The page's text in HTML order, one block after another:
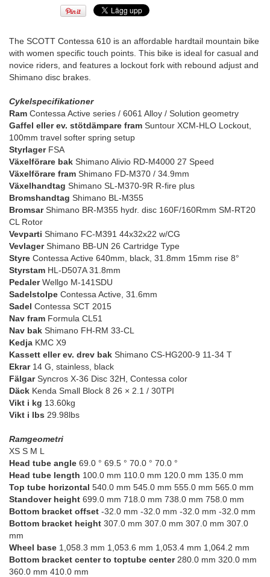
The SCOTT Contessa 610 is an affordable hardtail mountain bike
with women specific touch points. This bike is ideal for casual and
novice riders, and features a lockout fork with rebound adjust and
Shimano disc brakes.
Cykelspecifikationer
Ram Contessa Active series / 6061 Alloy / Solution geometry
Gaffel eller ev. stötdämpare fram Suntour XCM-HLO Lockout,
100mm travel softer spring setup
StyrlagerFSA
Växelförare bak Shimano Alivio RD-M4000 27 Speed
Växelförare fram Shimano FD-M370 / 34.9mm
Växelhandtag Shimano SL-M370-9R R-fire plus
Bromshandtag Shimano BL-M355
BromsarShimano BR-M355 hydr. disc 160F/160Rmm SM-RT20
CL Rotor
Vevparti Shimano FC-M391 44x32x22 w/CG
VevlagerShimano BB-UN 26 Cartridge Type
Styre Contessa Active 640mm, black, 31.8mm 15mm rise 8°
Styrstam HL-D507A 31.8mm
PedalerWellgo M-141SDU
Sadelstolpe Contessa Active, 31.6mm
Sadel Contessa SCT 2015
Nav fram Formula CL51
Nav bak Shimano FH-RM 33-CL
Kedja KMC X9
Kassett eller ev. drev bak Shimano CS-HG200-9 11-34 T
Ekrar14 G, stainless, black
FälgarSyncros X-36 Disc 32H, Contessa color
Däck Kenda Small Block 8 26 × 2.1 / 30TPI
Vikt i kg 13.60kg
Vikt i lbs 29.98lbs
Ramgeometri
XS S M L
Head tube angle 69.0 ° 69.5 ° 70.0 ° 70.0 °
Head tube length 100.0 mm 110.0 mm 120.0 mm 135.0 mm
Top tube horizontal 540.0 mm 545.0 mm 555.0 mm 565.0 mm
Standover height 699.0 mm 718.0 mm 738.0 mm 758.0 mm
Bottom bracket offset -32.0 mm -32.0 mm -32.0 mm -32.0 mm
Bottom bracket height 307.0 mm 307.0 mm 307.0 mm 307.0
mm
Wheel base 1,058.3 mm 1,053.6 mm 1,053.4 mm 1,064.2 mm
Bottom bracket center to toptube center280.0 mm 320.0 mm
360.0 mm 410.0 mm